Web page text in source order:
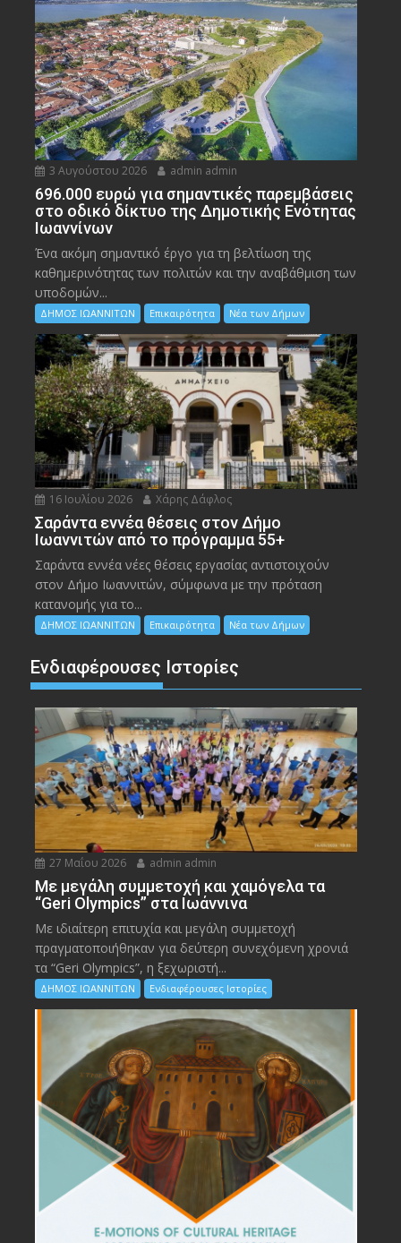
3 Αυγούστου 2026 admin admin
696.000 ευρώ για σημαντικές παρεμβάσεις
στο οδικό δίκτυο της Δημοτικής Ενότητας
Ιωαννίνων
Ένα ακόμη σημαντικό έργο για τη βελτίωση της
καθημερινότητας των πολιτών και την αναβάθμιση των
υποδομών...
ΔΗΜΟΣ ΙΩΑΝΝΙΤΩΝ Επικαιρότητα Νέα των Δήμων
16 Ιουλίου 2026 Χάρης Δάφλος
Σαράντα εννέα θέσεις στον Δήμο
Ιωαννιτών από το πρόγραμμα 55+
Σαράντα εννέα νέες θέσεις εργασίας αντιστοιχούν
στον Δήμο Ιωαννιτών, σύμφωνα με την πρόταση
κατανομής για το...
ΔΗΜΟΣ ΙΩΑΝΝΙΤΩΝ Επικαιρότητα Νέα των Δήμων
Ενδιαφέρουσες Ιστορίες
27 Μαΐου 2026 admin admin
Με μεγάλη συμμετοχή και χαμόγελα τα
“Geri Olympics” στα Ιωάννινα
Με ιδιαίτερη επιτυχία και μεγάλη συμμετοχή
πραγματοποιήθηκαν για δεύτερη συνεχόμενη χρονιά
τα “Geri Olympics”, η ξεχωριστή...
ΔΗΜΟΣ ΙΩΑΝΝΙΤΩΝ Ενδιαφέρουσες Ιστορίες